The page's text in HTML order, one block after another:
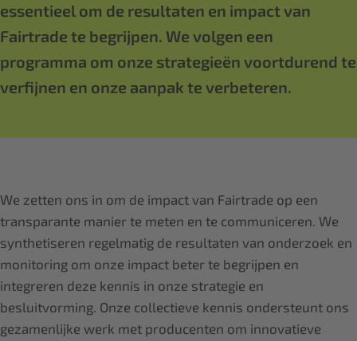
essentieel om de resultaten en impact van
Fairtrade te begrijpen. We volgen een
programma om onze strategieën voortdurend te
verfijnen en onze aanpak te verbeteren.
We zetten ons in om de impact van Fairtrade op een
transparante manier te meten en te communiceren. We
synthetiseren regelmatig de resultaten van onderzoek en
monitoring om onze impact beter te begrijpen en
integreren deze kennis in onze strategie en
besluitvorming. Onze collectieve kennis ondersteunt ons
gezamenlijke werk met producenten om innovatieve